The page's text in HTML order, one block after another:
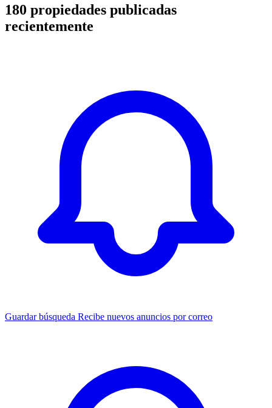
180 propiedades publicadas
recientemente
Guardar búsqueda Recibe nuevos anuncios por correo